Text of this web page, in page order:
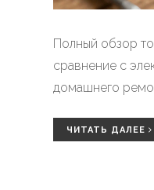
Полный обзор
сравнение с
домашнего
ЧИТАТЬ ДАЛЕЕ